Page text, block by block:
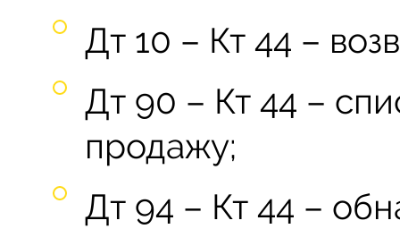
Дт 10 – Кт 44 –
Дт 90 – Кт 44 –
продажу;
Дт 94 – Кт 44 –